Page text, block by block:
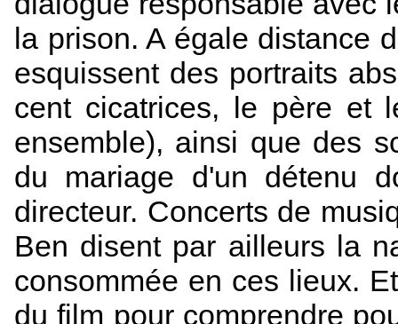
la prison. A égale distance
esquissent des portraits
cent cicatrices, le père et
ensemble), ainsi que des
du mariage d'un détenu
directeur. Concerts de
Ben disent par ailleurs la
consommée en ces lieux.
du film pour comprendre